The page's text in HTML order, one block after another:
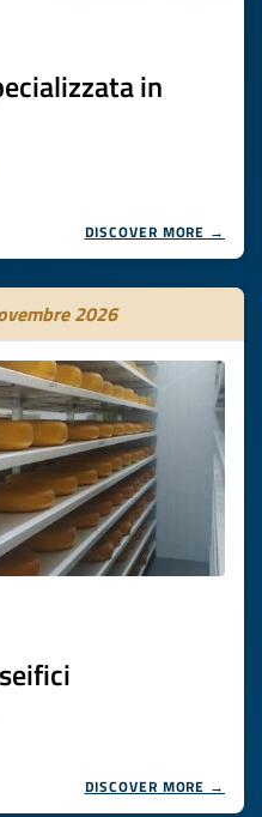
in
DISCOVER MORE →
2026
DISCOVER MORE →